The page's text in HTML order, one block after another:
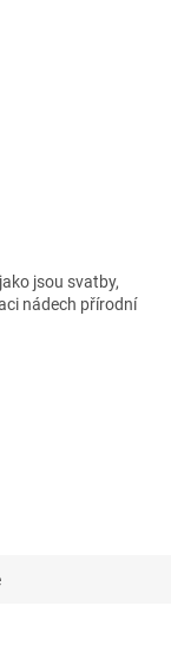
jsou svatby,
nádech přírodní